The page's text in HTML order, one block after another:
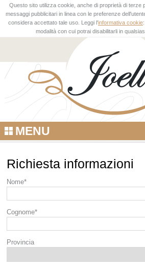
Questo sito utilizza cookie, anche di proprietà di terze
messaggi pubblicitari in linea con le preferenze
considera accettato tale uso. Leggi l'informativa cookie
modalità con cui potrai disabilitarli in
MENU
Richiesta informazioni
Nome*
Cognome*
Provincia